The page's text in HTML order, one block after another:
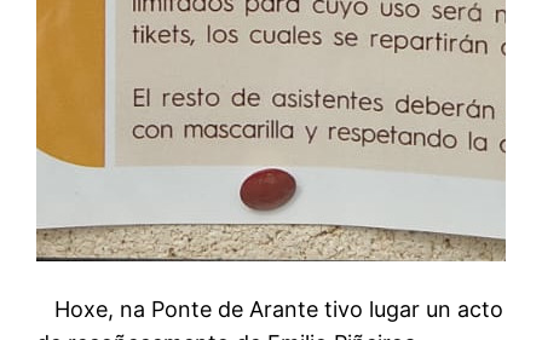
Hoxe, na Ponte de Arante tivo lugar un acto